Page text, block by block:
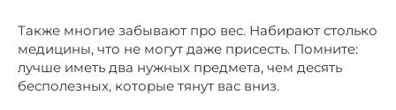
Также многие забывают про вес. Набирают столько
медицины, что не могут даже присесть. Помните:
лучше иметь два нужных предмета, чем десять
бесполезных, которые тянут вас вниз.